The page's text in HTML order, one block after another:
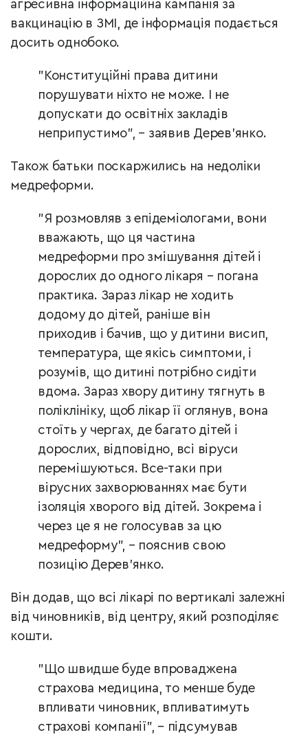
агресивна інформаційна кампанія за
вакцинацію в ЗМІ, де інформація подається
досить однобоко.
"Конституційні права дитини
порушувати ніхто не може. І не
допускати до освітніх закладів
неприпустимо", – заявив Дерев’янко.
Також батьки поскаржились на недоліки
медреформи.
"Я розмовляв з епідеміологами, вони
вважають, що ця частина
медреформи про змішування дітей і
дорослих до одного лікаря – погана
практика. Зараз лікар не ходить
додому до дітей, раніше він
приходив і бачив, що у дитини висип,
температура, ще якісь симптоми, і
розумів, що дитині потрібно сидіти
вдома. Зараз хвору дитину тягнуть в
поліклініку, щоб лікар її оглянув, вона
стоїть у чергах, де багато дітей і
дорослих, відповідно, всі віруси
перемішуються. Все-таки при
вірусних захворюваннях має бути
ізоляція хворого від дітей. Зокрема і
через це я не голосував за цю
медреформу", – пояснив свою
позицію Дерев’янко.
Він додав, що всі лікарі по вертикалі залежні
від чиновників, від центру, який розподіляє
кошти.
"Що швидше буде впроваджена
страхова медицина, то менше буде
впливати чиновник, впливатимуть
страхові компанії", – підсумував